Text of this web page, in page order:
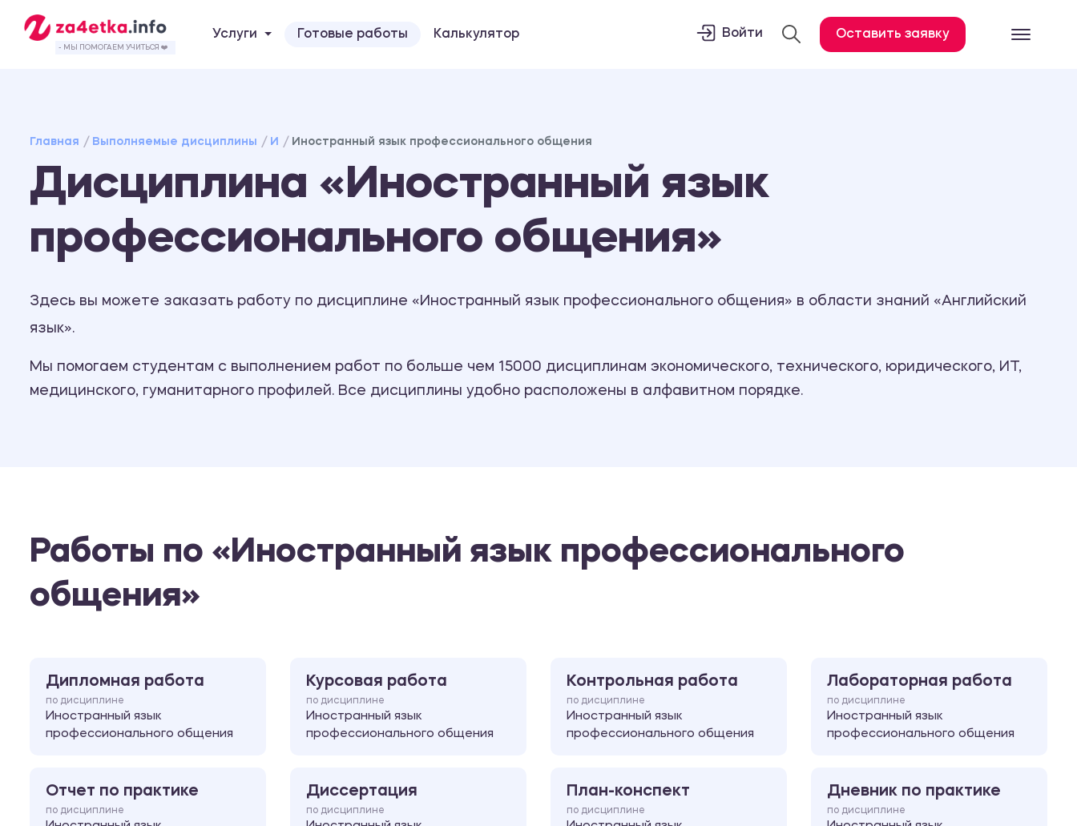
Ответы на билеты
- МЫ ПОМОГАЕМ УЧИТЬСЯ ❤️
Услуги Готовые работы Калькулятор Войти Оставить заявку
Главная Выполняемые дисциплины И Иностранный язык профессионального общения
Дисциплина «Иностранный язык
профессионального общения»
Здесь вы можете заказать работу по дисциплине «Иностранный язык профессионального общения» в области знаний «Английский
язык».
Мы помогаем студентам с выполнением работ по больше чем 15000 дисциплинам экономического, технического, юридического, ИТ,
медицинского, гуманитарного профилей. Все дисциплины удобно расположены в алфавитном порядке.
Работы по «Иностранный язык профессионального
общения»
Дипломная работа
по дисциплине
Иностранный язык
профессионального общения
Курсовая работа
по дисциплине
Иностранный язык
профессионального общения
Контрольная работа
по дисциплине
Иностранный язык
профессионального общения
Лабораторная работа
по дисциплине
Иностранный язык
профессионального общения
Отчет по практике
по дисциплине
Диссертация
по дисциплине
План-конспект
по дисциплине
Дневник по практике
по дисциплине